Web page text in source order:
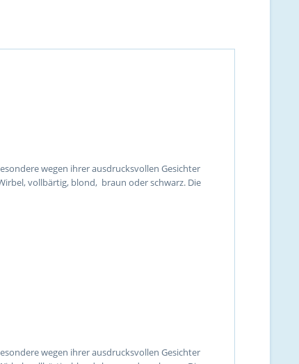
wegen ihrer ausdrucksvollen Gesichter
vollbärtig, blond, braun oder schwarz. Die
wegen ihrer ausdrucksvollen Gesichter